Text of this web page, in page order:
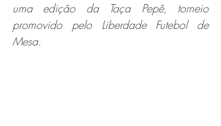
uma edição da Taça Pepê, torneio
promovido pelo Liberdade Futebol de
Mesa.